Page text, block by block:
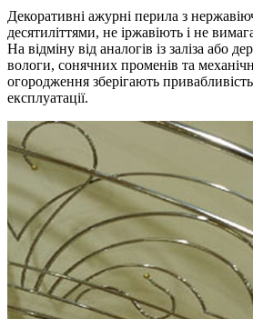
Декоративні ажурні перила з
десятиліттями, не іржавіють і не
На відміну від аналогів із заліза або
вологи, сонячних променів та
огородження зберігають привабливість
експлуатації.